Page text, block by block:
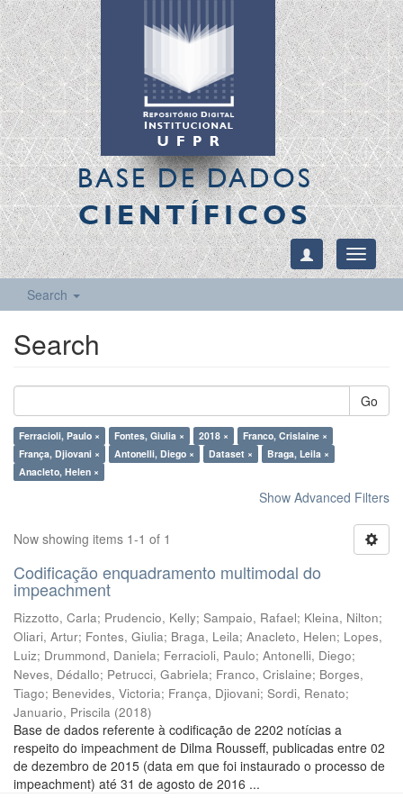
BASE DE DADOS
CIENTÍFICOS
Toggle
Search
Search
Go
Ferracioli, Paulo × Fontes, Giulia × 2018 ×
Franco, Crislaine ×
França, Djiovani ×
Antonelli, Diego × Dataset ×
Braga, Leila ×
Anacleto, Helen ×
Show Advanced Filters
Now showing items 1-1 of 1
Codificação enquadramento multimodal do
impeachment
Rizzotto, Carla; Prudencio, Kelly; Sampaio, Rafael; Kleina, Nilton;
Oliari, Artur; Fontes, Giulia; Braga, Leila; Anacleto, Helen; Lopes,
Luiz; Drummond, Daniela; Ferracioli, Paulo; Antonelli, Diego;
Neves, Dédallo; Petrucci, Gabriela; Franco, Crislaine; Borges,
Tiago; Benevides, Victoria; França, Djiovani; Sordi, Renato;
Januario, Priscila (2018)
Base de dados referente à codificação de 2202 notícias a
respeito do impeachment de Dilma Rousseff, publicadas entre 02
de dezembro de 2015 (data em que foi instaurado o processo de
impeachment) até 31 de agosto de 2016 ...